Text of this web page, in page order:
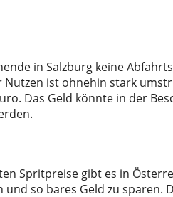
in Salzburg keine
ist ohnehin stark
Das Geld könnte in der
Spritpreise gibt es in
so bares Geld zu sparen.